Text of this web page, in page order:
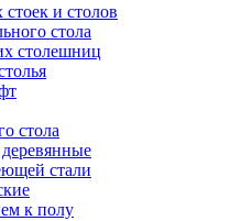
и столов
стола
столешниц
стола
стали
к полу